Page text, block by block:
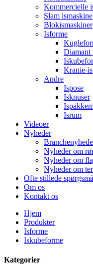
Kommercielle
Slam ismaskine
Blokismaskiner
Isforme
Diamant
Kranie-
Andre
Ispose
Isknuser
Isrum
Videoer
Nyheder
Nyheder om
Nyheder om
Nyheder om
Ofte stillede
Om os
Kontakt os
Hjem
Produkter
Isforme
Iskubeforme
Kategorier